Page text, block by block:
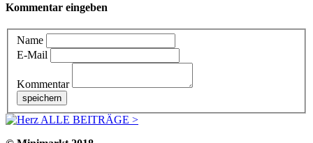
Kommentar eingeben
Name
E-Mail
Kommentar
ALLE BEITRÄGE >